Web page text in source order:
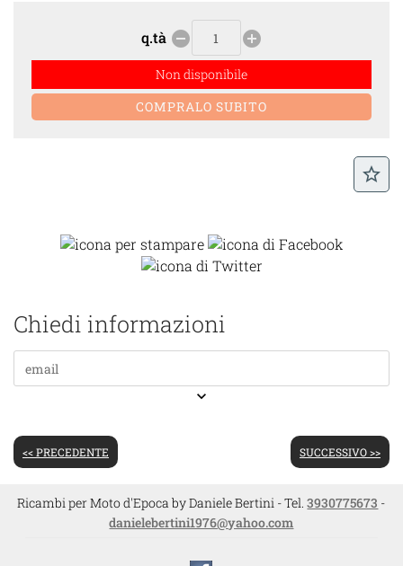
q.tà remove_circle add_circle
Non disponibile
star_border
Chiedi informazioni
keyboard_arrow_down
<< PRECEDENTE SUCCESSIVO >>
Ricambi per Moto d'Epoca by Daniele Bertini - Tel.3930775673 -
danielebertini1976@yahoo.com